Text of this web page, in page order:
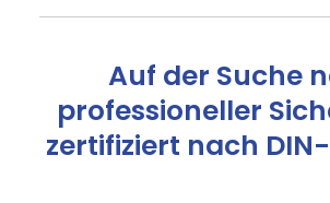
Auf der Suche
professioneller
zertifiziert nach